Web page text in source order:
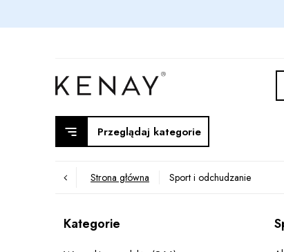
Przeglądaj kategorie
Strona główna Sport i odchudzanie
Kategorie